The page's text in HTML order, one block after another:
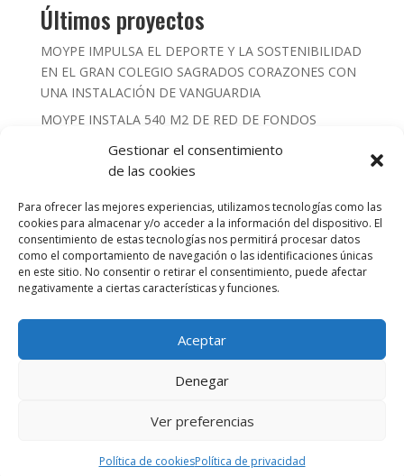
Gestionar el consentimiento
de las cookies
Para ofrecer las mejores experiencias, utilizamos tecnologías como las
cookies para almacenar y/o acceder a la información del dispositivo. El
consentimiento de estas tecnologías nos permitirá procesar datos
como el comportamiento de navegación o las identificaciones únicas
en este sitio. No consentir o retirar el consentimiento, puede afectar
negativamente a ciertas características y funciones.
Aceptar
Denegar
Ver preferencias
Política de cookiesPolítica de privacidad
Últimos proyectos
MOYPE IMPULSA EL DEPORTE Y LA SOSTENIBILIDAD
EN EL GRAN COLEGIO SAGRADOS CORAZONES CON
UNA INSTALACIÓN DE VANGUARDIA
MOYPE INSTALA 540 M2 DE RED DE FONDOS
EMBLEMÁTICO CAMPO DE RUGBY DE
PARACUELLLOS DEL JARAMA
REVOLUCIÓN SOBRE LA PISTA: Estrenamos 685 m² de
tecnología Tenis Life de Composan en Las Rozas
EQUIPAMIENTO DE ÉLITE PARA EL DEPORTE DE
ALTO RENDIMIENTO : NUESTRO ÚLTIMO PROYECTO
EN EL CAR DE MADRID.
Instalación de nuevas protecciones y banquillos
antivandálicos en el Campo de Fútbol de Humanes de
Renovamos las pistas deportivas de Leganés
Cargar más (6/145)